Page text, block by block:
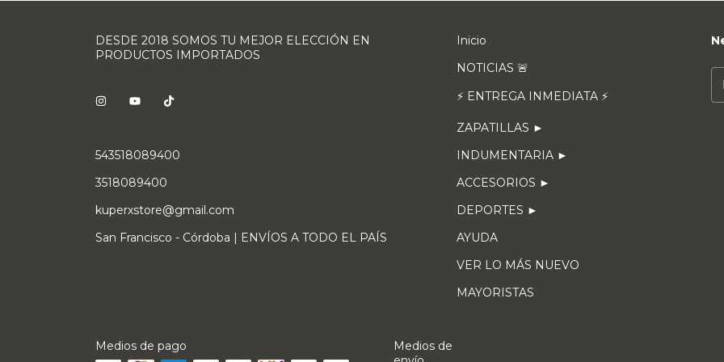
DESDE 2018 SOMOS TU MEJOR ELECCIÓN EN
PRODUCTOS IMPORTADOS
543518089400
3518089400
kuperxstore@gmail.com
San Francisco - Córdoba | ENVÍOS A TODO EL PAÍS
Inicio
NOTICIAS 🚨
⚡ ENTREGA INMEDIATA ⚡
ZAPATILLAS ►
INDUMENTARIA ►
ACCESORIOS ►
DEPORTES ►
AYUDA
VER LO MÁS NUEVO
MAYORISTAS
Medios de pago
Medios de